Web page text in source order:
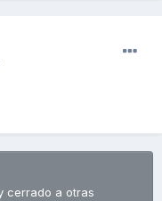
cerrado a otras